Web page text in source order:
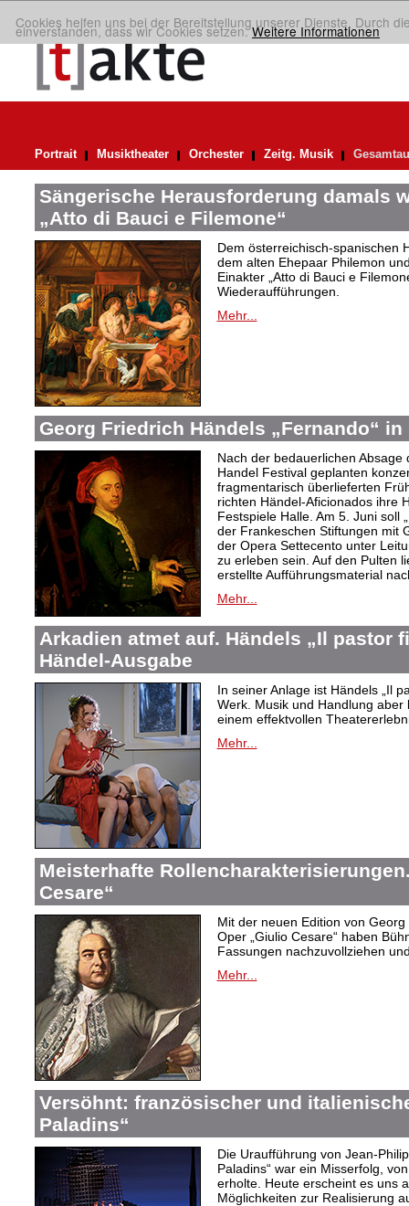
Cookies helfen uns bei der Bereitstellung unserer Dienste. Durch
einverstanden, dass wir Cookies setzen.Weitere Informationen
Portrait Musiktheater Orchester Zeitg. Musik
Sängerische Herausforderung damals
„Atto di Bauci e Filemone“
Dem österreichisch-spanischen
dem alten Ehepaar Philemon
Einakter „Atto di Bauci e
Wiederaufführungen.
Mehr...
Georg Friedrich Händels „Fernando“ in
Nach der bedauerlichen
Handel Festival geplanten
fragmentarisch überlieferten
richten Händel-Aficionados ihre
Festspiele Halle. Am 5. Juni soll
der Frankeschen Stiftungen mit
der Opera Settecento unter
zu erleben sein. Auf den Pulten
erstellte Aufführungsmaterial
Mehr...
Arkadien atmet auf. Händels „Il pastor
Händel-Ausgabe
In seiner Anlage ist Händels „Il
Werk. Musik und Handlung
einem effektvollen
Mehr...
Meisterhafte
Cesare“
Mit der neuen Edition von
Oper „Giulio Cesare“ haben
Fassungen nachzuvollziehen
Mehr...
Versöhnt: französischer und
Paladins“
Die Uraufführung von Jean-
Paladins“ war ein Misserfolg,
erholte. Heute erscheint es uns
Möglichkeiten zur Realisierung